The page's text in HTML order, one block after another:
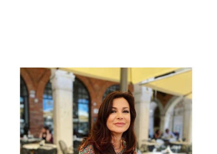
ShowBiz
News Cinema
News Musica
Social News
News dal mondo